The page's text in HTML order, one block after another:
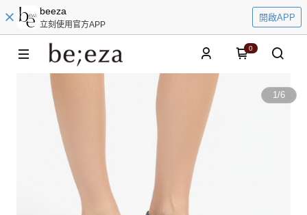
beeza
立刻使用官方APP
開啟APP
0
1/6